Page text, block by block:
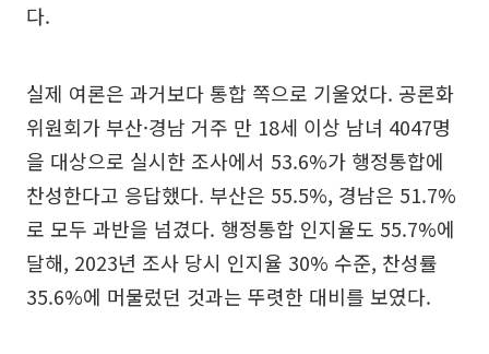
다.
실제 여론은 과거보다 통합 쪽으로 기울었다. 공론화
위원회가 부산·경남 거주 만 18세 이상 남녀 4047명
을 대상으로 실시한 조사에서 53.6%가 행정통합에
찬성한다고 응답했다. 부산은 55.5%, 경남은 51.7%
로 모두 과반을 넘겼다. 행정통합 인지율도 55.7%에
달해, 2023년 조사 당시 인지율 30% 수준, 찬성률
35.6%에 머물렀던 것과는 뚜렷한 대비를 보였다.